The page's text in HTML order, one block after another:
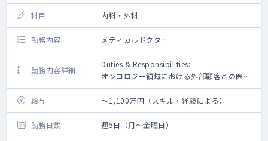
ジェネレーション活動に貢献する。
日本における臨床/非臨床試験医師主導型研究
（IIR）プログラムなどのエビデンスジェネレ
ーション活動の最適化に貢献する。
MSLチームリーダーおよびMedical
Lead（ML）の指示に従い、ブランド戦略に沿
った医療活動（アドバイザリーボード、専門
家会議、医療教育、メディカルカンファレン
ス（MC）、メディカルアフェアーズインフォ
メーションブース（MIB）、トレーニング活
動など）の企画および実施する。
科目 内科・外科
勤務内容 メディカルドクター
勤務内容詳細
Duties & Responsibilities:
オンコロジー領域における外部顧客との医学
的・科学的エンゲージメント活動を通じ，製
品価値・患者アウトカムの最大化に貢献しま
す。開発後期から疾患領域の専門家の先生方
から，上市後の適正使用推進に役立てる
insightを得るScientific Interview / Scientific
給与 ～1,100万円（スキル・経験による）
勤務日数 週5日（月～金曜日）